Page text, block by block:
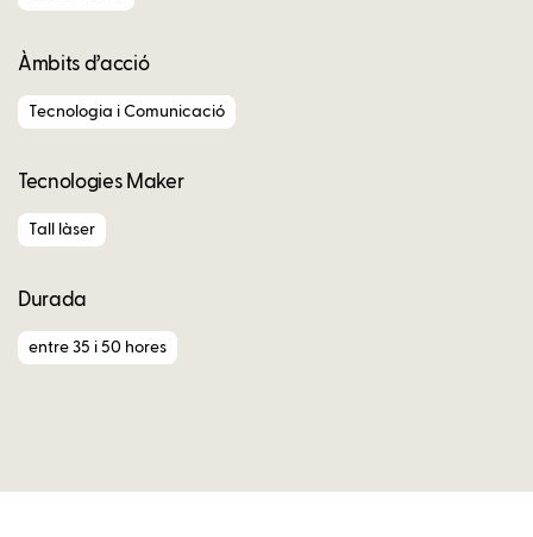
Àmbits d’acció
Tecnologia i Comunicació
Tecnologies Maker
Tall làser
Durada
entre 35 i 50 hores